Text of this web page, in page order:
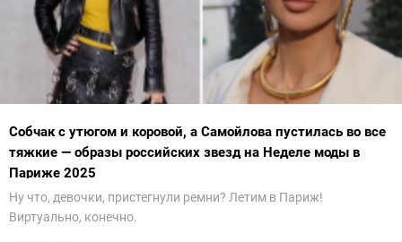
Собчак с утюгом и коровой, а Самойлова пустилась во все
тяжкие — образы российских звезд на Неделе моды в
Париже 2025
Ну что, девочки, пристегнули ремни? Летим в Париж!
Виртуально, конечно.